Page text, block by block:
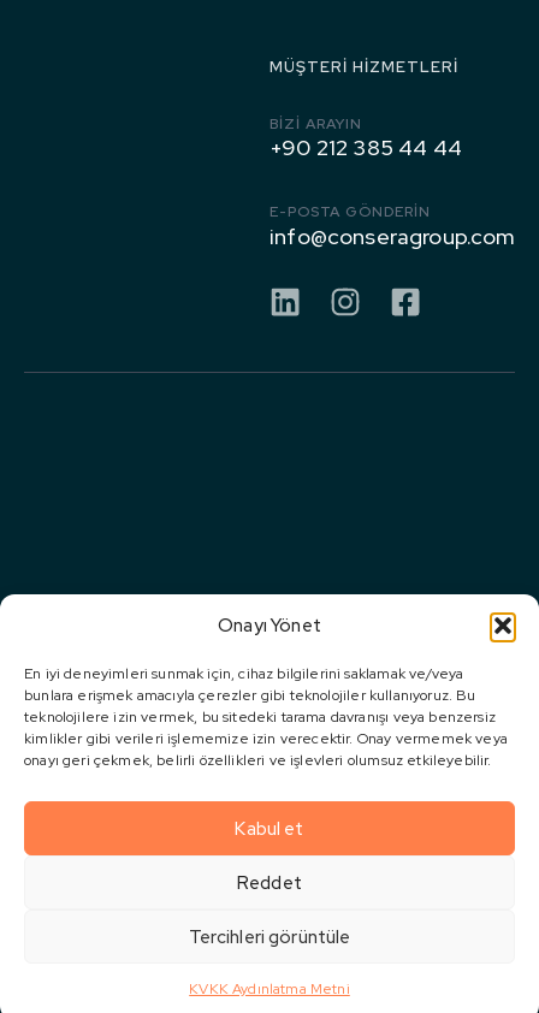
Onayı Yönet
En iyi deneyimleri sunmak için, cihaz bilgilerini saklamak ve/veya
bunlara erişmek amacıyla çerezler gibi teknolojiler kullanıyoruz. Bu
teknolojilere izin vermek, bu sitedeki tarama davranışı veya benzersiz
kimlikler gibi verileri işlememize izin verecektir. Onay vermemek veya
onayı geri çekmek, belirli özellikleri ve işlevleri olumsuz etkileyebilir.
Kabul et
Reddet
Tercihleri görüntüle
KVKK Aydınlatma Metni
MÜŞTERI HIZMETLERI
BIZI ARAYIN
+90 212 385 44 44
E-POSTA GÖNDERİN
info@conseragroup.com
ÜR-Ge
Sosyal
Sorumluluk
Kariyer
Ürünler
Gayrimenkul
Geliştirme &
Yatırım
Kentsel
House
Akkon
Çelik
Sorulan
Sorular
Medya
Merkezi
İletişim
KVKK Aydınlatma
Metni
KVKK Başvuru
Formu
KVKK Ticari İleti
Site Worldwide
- All Rights